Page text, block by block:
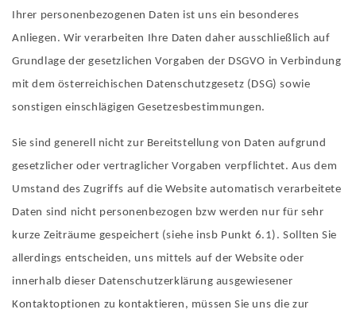
Ihrer personenbezogenen Daten ist uns ein besonderes
Anliegen. Wir verarbeiten Ihre Daten daher ausschließlich auf
Grundlage der gesetzlichen Vorgaben der DSGVO in Verbindung
mit dem österreichischen Datenschutzgesetz (DSG) sowie
sonstigen einschlägigen Gesetzesbestimmungen.
Sie sind generell nicht zur Bereitstellung von Daten aufgrund
gesetzlicher oder vertraglicher Vorgaben verpflichtet. Aus dem
Umstand des Zugriffs auf die Website automatisch verarbeitete
Daten sind nicht personenbezogen bzw werden nur für sehr
kurze Zeiträume gespeichert (siehe insb Punkt 6.1). Sollten Sie
allerdings entscheiden, uns mittels auf der Website oder
innerhalb dieser Datenschutzerklärung ausgewiesener
Kontaktoptionen zu kontaktieren, müssen Sie uns die zur